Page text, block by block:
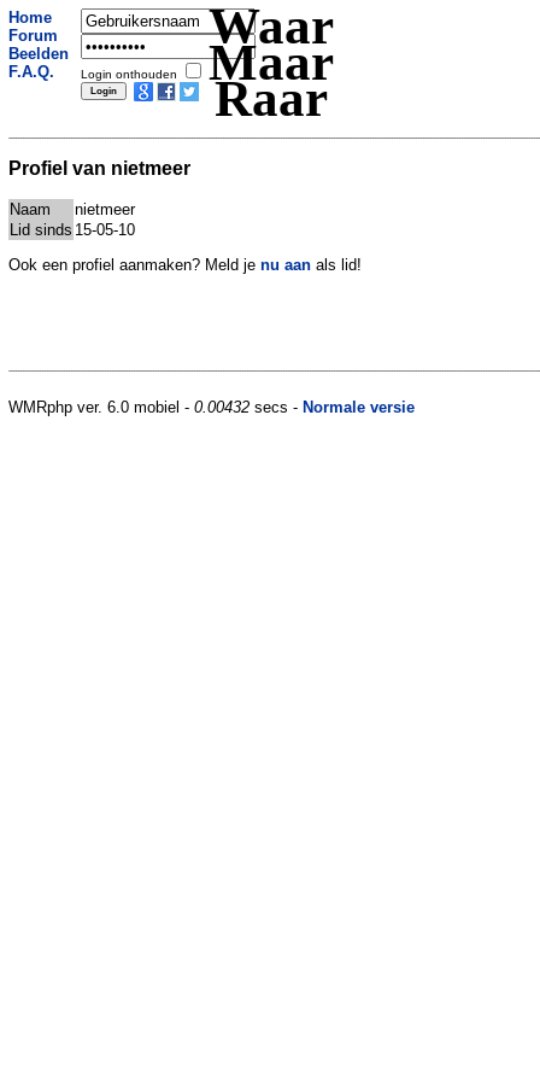
Home
Forum
Beelden
F.A.Q.
Login onthouden
Waar
Maar
Raar
Profiel van nietmeer
Naam
nietmeer
Lid sinds 15-05-10
Ook een profiel aanmaken? Meld je nu aan als lid!
WMRphp ver. 6.0 mobiel - 0.00432 secs - Normale versie